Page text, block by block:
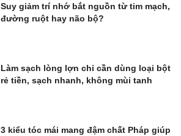
Suy giảm trí nhớ bắt nguồn từ tim mạch,
đường ruột hay não bộ?
Làm sạch lòng lợn chỉ cần dùng loại bột
rẻ tiền, sạch nhanh, không mùi tanh
3 kiểu tóc mái mang đậm chất Pháp giúp